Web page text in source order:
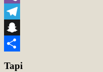
Viber
Telegram
Snapchat
Tapi